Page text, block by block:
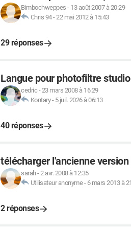
Bimbochweppes - 13 août 2007 à 20:29
Chris 94-22 mai 2012 à 15:43
29 réponses
Langue pour photofiltre studio
cedric -23 mars 2008 à 16:29
Kontary- 5 juil. 2026 à 06:13
40 réponses
télécharger l'ancienne version
sarah-2 avr. 2008 à 12:35
Utilisateur anonyme- 6 mars 2013 à
2 réponses